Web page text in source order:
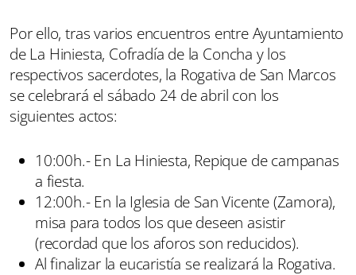
Por ello, tras varios encuentros entre Ayuntamiento
de La Hiniesta, Cofradía de la Concha y los
respectivos sacerdotes, la Rogativa de San Marcos
se celebrará el sábado 24 de abril con los
siguientes actos:
10:00h.- En La Hiniesta, Repique de campanas
a fiesta.
12:00h.- En la Iglesia de San Vicente (Zamora),
misa para todos los que deseen asistir
(recordad que los aforos son reducidos).
Al finalizar la eucaristía se realizará la Rogativa.